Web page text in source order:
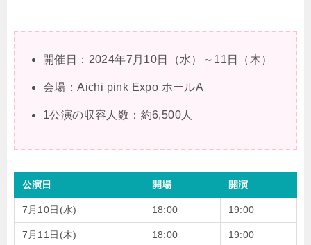
開催日：2024年7月10日（水）～11日（木）
会場：Aichi pink Expo ホールA
1公演の収容人数：約6,500人
公演日 開場 開演
7月10日(水) 18:00 19:00
7月11日(木) 18:00 19:00